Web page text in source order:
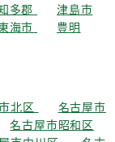
多郡
津島市
海市
豊明
北区
名古屋市
名古屋市昭和区